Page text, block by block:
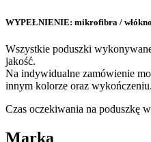
WYPEŁNIENIE: mikrofibra /
Wszystkie poduszki
jakość.
Na indywidualne zamówienie
innym kolorze oraz wykończeniu.
Czas oczekiwania na poduszkę
Marka